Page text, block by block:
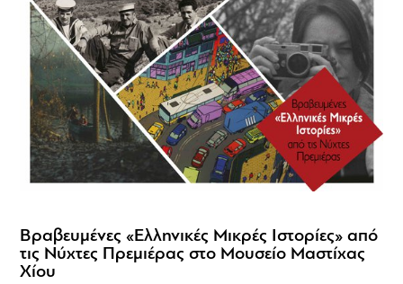
Βραβευμένες «Ελληνικές Μικρές Ιστορίες» από
τις Νύχτες Πρεμιέρας στο Μουσείο Μαστίχας
Χίου